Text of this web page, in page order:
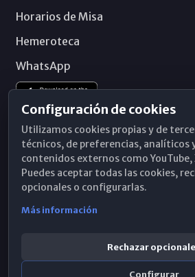
Horarios de Misa
Hemeroteca
WhatsApp
Configuración de cookies
Utilizamos cookies propias y de
técnicos, de preferencias, analíticos
contenidos externos como
Puedes aceptar todas las cookies,
opcionales o configurarlas.
Más información
Rechazar
Configurar